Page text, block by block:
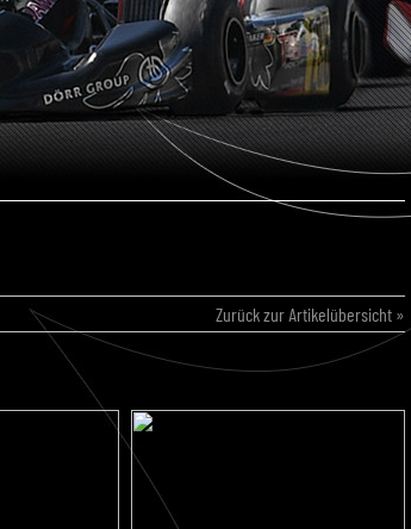
Zurück zur Artikelübersicht »